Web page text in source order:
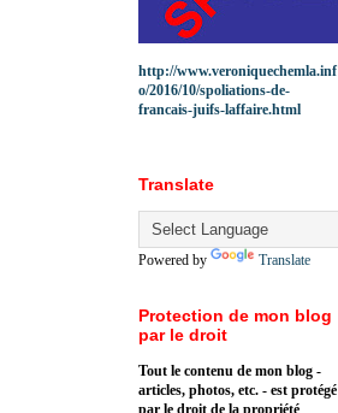
http://www.veroniquechemla.inf
o/2016/10/spoliations-de-
francais-juifs-laffaire.html
Translate
Powered by Translate
Protection de mon blog
par le droit
Tout le contenu de mon blog -
articles, photos, etc. - est protégé
par le droit de la propriété